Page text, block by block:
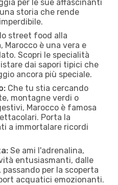
per le sue affascinanti
storia che rende
street food alla
è una vera e
Scopri le specialità
dai sapori tipici che
ancora più speciale.
Che tu stia cercando
montagne verdi o
Marocco è famosa
Porta la
a immortalare ricordi
Se ami l'adrenalina,
entusiasmanti, dalle
per la scoperta
acquatici emozionanti.